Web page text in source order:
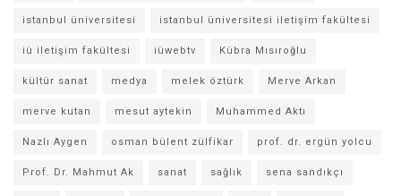
istanbul üniversitesi istanbul üniversitesi iletişim fakültesi
iü iletişim fakültesi iüwebtv Kübra Mısıroğlu
kültür sanat medya melek öztürk Merve Arkan
merve kutan mesut aytekin Muhammed Aktı
Nazlı Aygen osman bülent zülfikar prof. dr. ergün yolcu
Prof. Dr. Mahmut Ak sanat sağlık sena sandıkçı